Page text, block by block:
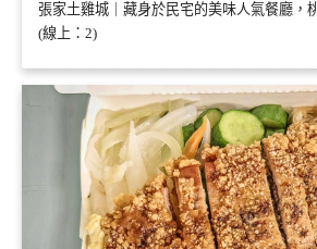
張家土雞城｜藏身於民宅的美味人氣餐廳，
(線上：2)